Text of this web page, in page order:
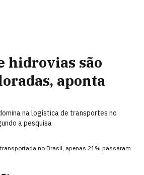
hidrovias são
aponta
na logística de transportes no
a pesquisa
no Brasil, apenas 21% passaram